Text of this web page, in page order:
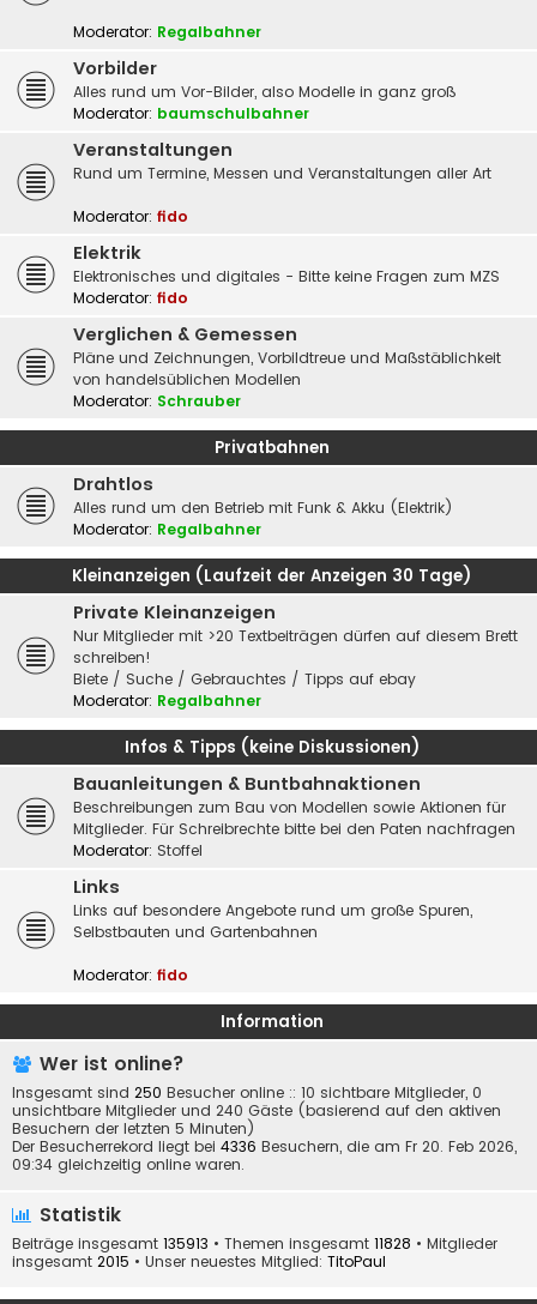
Moderator: Regalbahner
Vorbilder
Alles rund um Vor-Bilder, also Modelle in ganz groß
Moderator: baumschulbahner
Veranstaltungen
Rund um Termine, Messen und Veranstaltungen aller Art
Moderator: fido
Elektrik
Elektronisches und digitales - Bitte keine Fragen zum MZS
Moderator: fido
Verglichen & Gemessen
Pläne und Zeichnungen, Vorbildtreue und Maßstäblichkeit
von handelsüblichen Modellen
Moderator: Schrauber
Privatbahnen
Drahtlos
Alles rund um den Betrieb mit Funk & Akku (Elektrik)
Moderator: Regalbahner
Kleinanzeigen (Laufzeit der Anzeigen 30 Tage)
Private Kleinanzeigen
Nur Mitglieder mit >20 Textbeiträgen dürfen auf diesem Brett
schreiben!
Biete / Suche / Gebrauchtes / Tipps auf ebay
Moderator: Regalbahner
Infos & Tipps (keine Diskussionen)
Bauanleitungen & Buntbahnaktionen
Beschreibungen zum Bau von Modellen sowie Aktionen für
Mitglieder. Für Schreibrechte bitte bei den Paten nachfragen
Moderator: Stoffel
Links
Links auf besondere Angebote rund um große Spuren,
Selbstbauten und Gartenbahnen
Moderator: fido
Information
Wer ist online?
Insgesamt sind 250 Besucher online :: 10 sichtbare Mitglieder, 0
unsichtbare Mitglieder und 240 Gäste (basierend auf den aktiven
Besuchern der letzten 5 Minuten)
Der Besucherrekord liegt bei 4336 Besuchern, die am Fr 20. Feb 2026,
09:34 gleichzeitig online waren.
Statistik
Beiträge insgesamt 135913 • Themen insgesamt 11828 • Mitglieder
insgesamt 2015 • Unser neuestes Mitglied: TitoPaul